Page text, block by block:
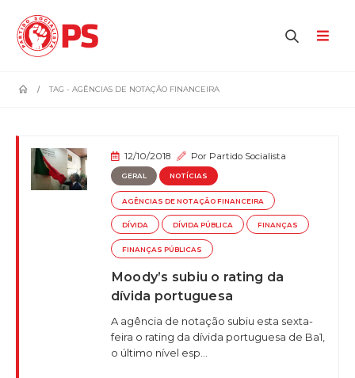
TAG - AGÊNCIAS DE NOTAÇÃO FINANCEIRA
12/10/2018 Por Partido Socialista
GERAL NOTÍCIAS
AGÊNCIAS DE NOTAÇÃO FINANCEIRA
DÍVIDA DÍVIDA PÚBLICA FINANÇAS
FINANÇAS PÚBLICAS
Moody’s subiu o rating da
dívida portuguesa
A agência de notação subiu esta sexta-
feira o rating da dívida portuguesa de Ba1,
o último nível esp...